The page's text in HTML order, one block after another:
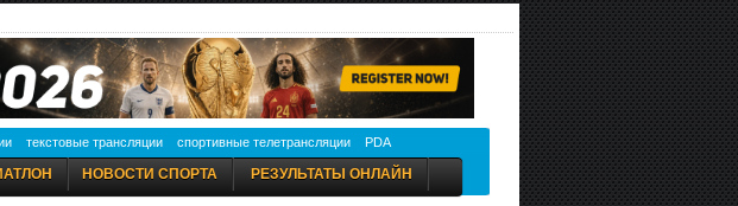
текстовые трансляции спортивные телетрансляции PDA
НОВОСТИ СПОРТА РЕЗУЛЬТАТЫ ОНЛАЙН